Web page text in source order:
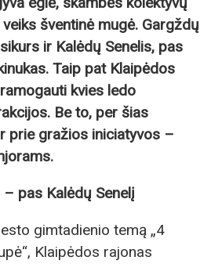
šventinė mugė. Gargždų
ir Kalėdų Senelis, pas
Taip pat Klaipėdos
kvies ledo
Be to, per šias
prie gražios iniciatyvos –
pas Kalėdų Senelį
gimtadienio temą „4
Klaipėdos rajonas